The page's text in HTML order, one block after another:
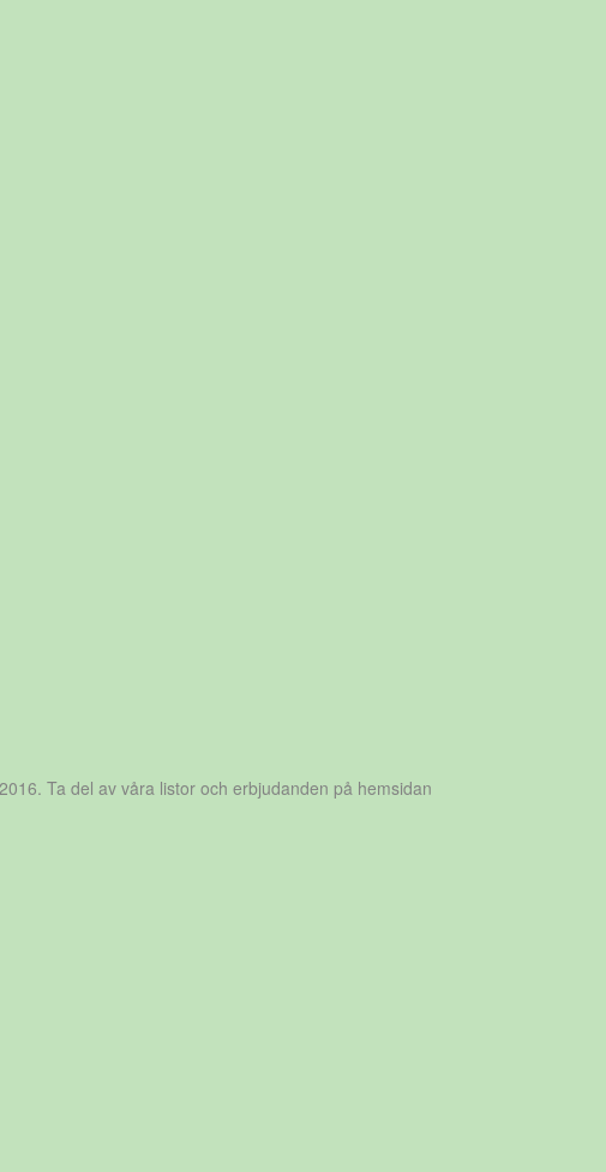
Ta del av våra listor och erbjudanden på hemsidan